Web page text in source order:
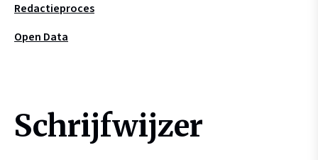
Redactieproces
Open Data
Schrijfwijzer